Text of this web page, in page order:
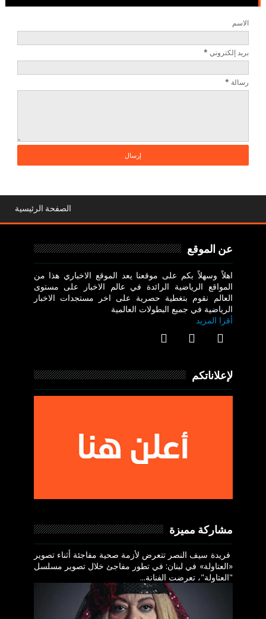
الاسم
بريد إلكتروني *
رسالة *
الصفحة الرئيسية
عن الموقع
اهلاً وسهلاً بكم على موقعنا يعد الموقع الاخباري هذا من
المواقع الرياضية الرائدة في عالم الاخبار على مستوى
العالم نقوم بتغطية حصرية على اخر مستجدات الاخبار
الرياضية في جميع البطولات العالمية
أقرا المزيد
لإعلاناتكم
مشاركة مميزة
فريدة سيف النصر تتعرض لأزمة صحية مفاجئة أثناء تصوير
«العتاولة» في لبنان: في تطور مفاجئ خلال تصوير مسلسل
"العتاولة"، تعرضت الفنانة...